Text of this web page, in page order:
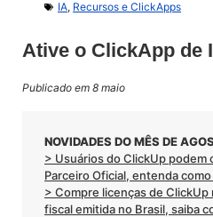
IA, Recursos e ClickApps
Ative o ClickApp de
Publicado em 8 maio
NOVIDADES DO MÊS DE
> Usuários do ClickUp
Parceiro Oficial, entenda
> Compre licenças de
fiscal emitida no Brasil, saiba